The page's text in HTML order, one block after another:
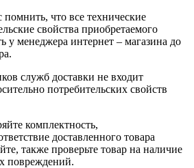
что все технические
свойства приобретаемого
у менеджера интернет – магазина до
служб доставки не входит
потребительских свойств
комплектность,
доставленного товара
также проверьте товар на наличие
повреждений.